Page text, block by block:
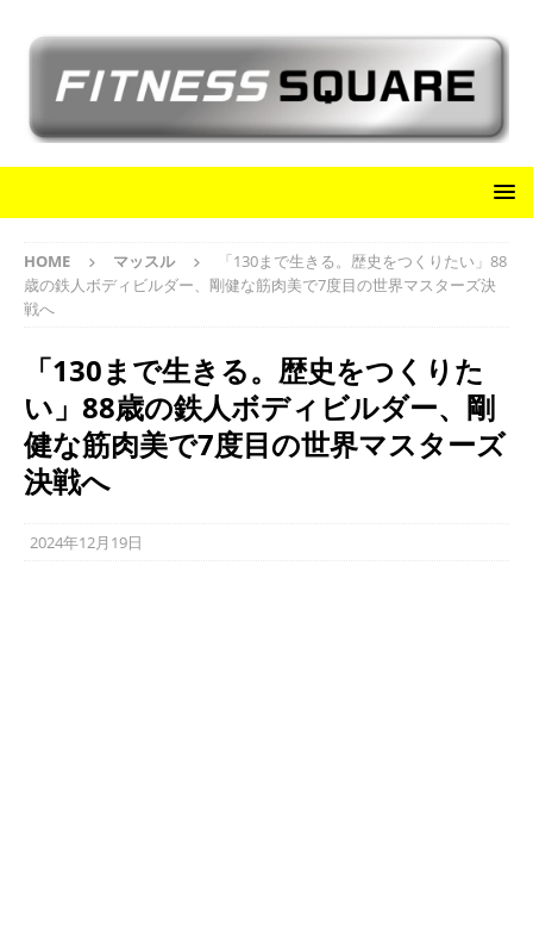
HOME マッスル
「130まで生きる。歴史をつくりたい」88
歳の鉄人ボディビルダー、剛健な筋肉美で7度目の世界マスターズ決
戦へ
「130まで生きる。歴史をつくりた
い」88歳の鉄人ボディビルダー、剛
健な筋肉美で7度目の世界マスターズ
決戦へ
2024年12月19日